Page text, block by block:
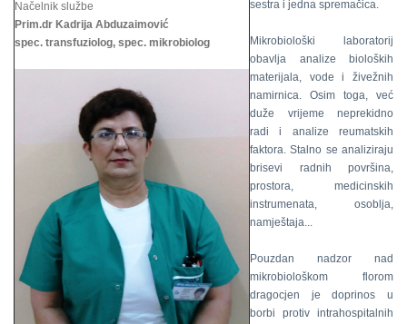
Načelnik službe
Prim.dr Kadrija Abduzaimović
spec. transfuziolog, spec. mikrobiolog
sestra i jedna spremačica.
Mikrobiološki laboratorij
obavlja analize bioloških
materijala, vode i živežnih
namirnica. Osim toga, već
duže vrijeme neprekidno
radi i analize reumatskih
faktora. Stalno se analiziraju
brisevi radnih površina,
prostora, medicinskih
instrumenata, osoblja,
namještaja...
Pouzdan nadzor nad
mikrobiološkom florom
dragocjen je doprinos u
borbi protiv intrahospitalnih